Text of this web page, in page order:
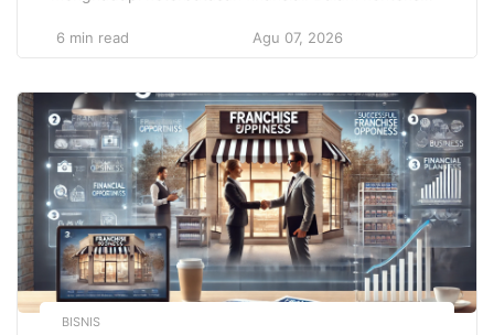
meningkat sering kali menjadi penghalang bagi
studi. Oleh karena itu, beasiswa umum hadir sebagai
jawaban atas tantangan tersebut, membantu pelajar
dan mahasiswa dari keluarga […]
6 min read Agu 07, 2026
BISNIS